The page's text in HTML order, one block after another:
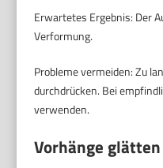
Erwartetes Ergebnis: Der
Verformung.
Probleme vermeiden: Zu
durchdrücken. Bei
verwenden.
Vorhänge glätten